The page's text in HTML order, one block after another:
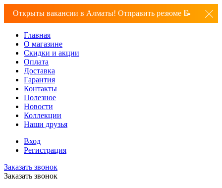
Открыты вакансии в Алматы! Отправить резюме 📝
Главная
О магазине
Скидки и акции
Оплата
Доставка
Гарантия
Контакты
Полезное
Новости
Коллекции
Наши друзья
Вход
Регистрация
Заказать звонок
Заказать звонок